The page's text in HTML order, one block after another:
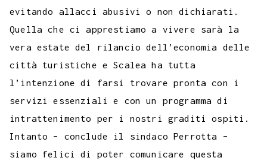
evitando allacci abusivi o non dichiarati.
Quella che ci apprestiamo a vivere sarà la
vera estate del rilancio dell’economia delle
città turistiche e Scalea ha tutta
l’intenzione di farsi trovare pronta con i
servizi essenziali e con un programma di
intrattenimento per i nostri graditi ospiti.
Intanto – conclude il sindaco Perrotta –
siamo felici di poter comunicare questa